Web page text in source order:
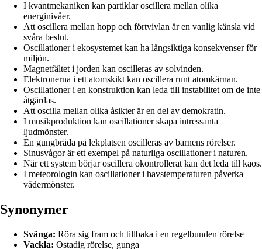
I kvantmekaniken kan partiklar oscillera mellan olika
energinivåer.
Att oscillera mellan hopp och förtvivlan är en vanlig känsla vid
svåra beslut.
Oscillationer i ekosystemet kan ha långsiktiga konsekvenser för
miljön.
Magnetfältet i jorden kan oscilleras av solvinden.
Elektronerna i ett atomskikt kan oscillera runt atomkärnan.
Oscillationer i en konstruktion kan leda till instabilitet om de inte
åtgärdas.
Att oscilla mellan olika åsikter är en del av demokratin.
I musikproduktion kan oscillationer skapa intressanta
ljudmönster.
En gungbräda på lekplatsen oscilleras av barnens rörelser.
Sinusvågor är ett exempel på naturliga oscillationer i naturen.
När ett system börjar oscillera okontrollerat kan det leda till kaos.
I meteorologin kan oscillationer i havstemperaturen påverka
vädermönster.
Synonymer
Svänga: Röra sig fram och tillbaka i en regelbunden rörelse
Vackla: Ostadig rörelse, gunga